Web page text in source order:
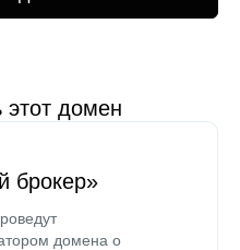
этот домен
брокер»
домена о